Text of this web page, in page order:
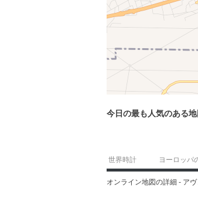
今日の最も人気のある
世界時計 ヨーロッパ
オンライン地図の詳細 - ア